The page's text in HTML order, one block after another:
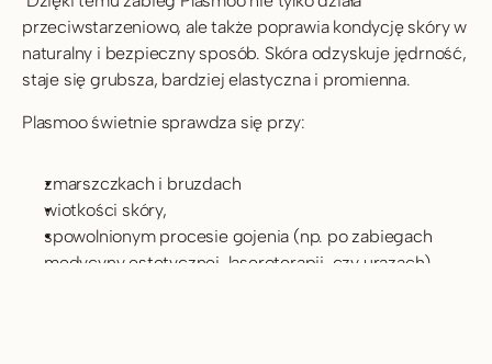
przeciwstarzeniowo, ale także poprawia kondycję skóry w
naturalny i bezpieczny sposób. Skóra odzyskuje jędrność,
staje się grubsza, bardziej elastyczna i promienna.
Plasmoo świetnie sprawdza się przy:
zmarszczkach i bruzdach
wiotkości skóry,
spowolnionym procesie gojenia (np. po zabiegach
medycyny estetycznej, laseroterapii, czy urazach),